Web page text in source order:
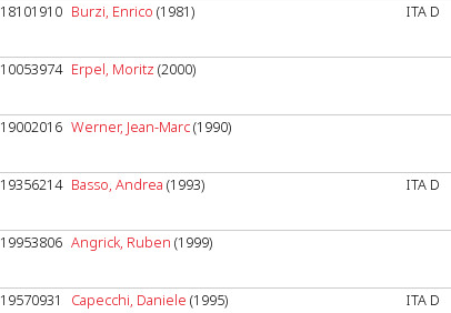
18101910 Burzi, Enrico (1981) ITA D
10053974 Erpel, Moritz (2000)
19002016 Werner, Jean-Marc(1990)
19356214 Basso, Andrea (1993) ITA D
19953806 Angrick, Ruben (1999)
19570931 Capecchi, Daniele (1995) ITA D